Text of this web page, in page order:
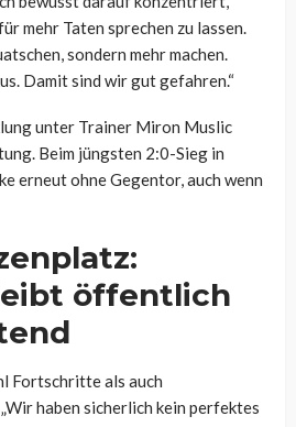
mehr Taten sprechen zu lassen.
sondern mehr machen.
Damit sind wir gut gefahren.“
unter Trainer Miron Muslic
Beim jüngsten 2:0-Sieg in
erneut ohne Gegentor, auch wenn
öffentlich
Fortschritte als auch
haben sicherlich kein perfektes